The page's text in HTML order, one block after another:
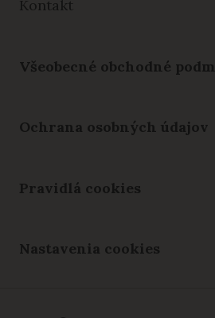
Kontakt
Všeobecné obchodné
Ochrana osobných údajov
Pravidlá cookies
Nastavenia cookies